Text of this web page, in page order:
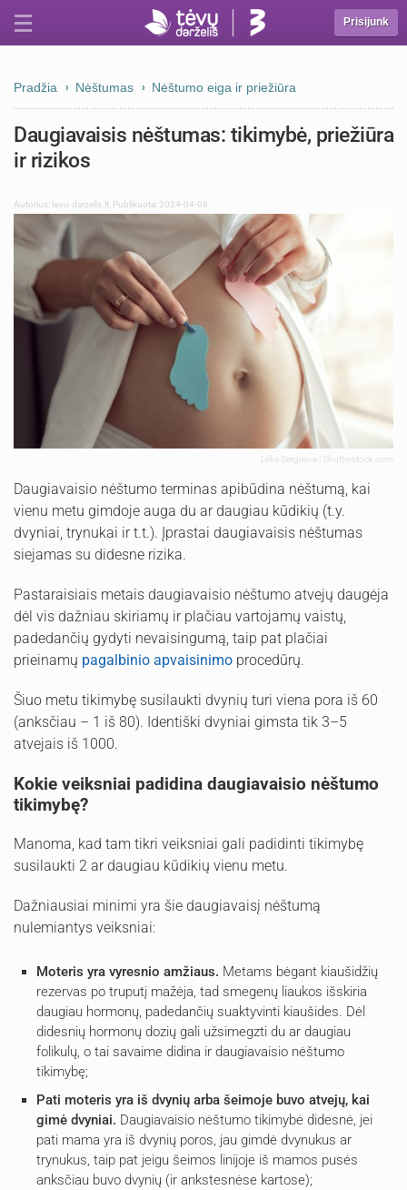
Prisijunk
Pradžia Nėštumas Nėštumo eiga ir priežiūra
Daugiavaisis nėštumas: tikimybė, priežiūra
ir rizikos
Autorius:tevu-darzelis.lt Publikuota: 2024-04-08
Leka Sergeeva | Shutterstock.com
Daugiavaisio nėštumo terminas apibūdina nėštumą, kai
vienu metu gimdoje auga du ar daugiau kūdikių (t.y.
dvyniai, trynukai ir t.t.). Įprastai daugiavaisis nėštumas
siejamas su didesne rizika.
Pastaraisiais metais daugiavaisio nėštumo atvejų daugėja
dėl vis dažniau skiriamų ir plačiau vartojamų vaistų,
padedančių gydyti nevaisingumą, taip pat plačiai
prieinamų pagalbinio apvaisinimo procedūrų.
Šiuo metu tikimybę susilaukti dvynių turi viena pora iš 60
(anksčiau – 1 iš 80). Identiški dvyniai gimsta tik 3–5
atvejais iš 1000.
Kokie veiksniai padidina daugiavaisio nėštumo
tikimybę?
Manoma, kad tam tikri veiksniai gali padidinti tikimybę
susilaukti 2 ar daugiau kūdikių vienu metu.
Dažniausiai minimi yra šie daugiavaisį nėštumą
nulemiantys veiksniai:
Moteris yra vyresnio amžiaus. Metams bėgant kiaušidžių
rezervas po truputį mažėja, tad smegenų liaukos išskiria
daugiau hormonų, padedančių suaktyvinti kiaušides. Dėl
didesnių hormonų dozių gali užsimegzti du ar daugiau
folikulų, o tai savaime didina ir daugiavaisio nėštumo
tikimybę;
Pati moteris yra iš dvynių arba šeimoje buvo atvejų, kai
gimė dvyniai. Daugiavaisio nėštumo tikimybė didesnė, jei
pati mama yra iš dvynių poros, jau gimdė dvynukus ar
trynukus, taip pat jeigu šeimos linijoje iš mamos pusės
anksčiau buvo dvynių (ir ankstesnėse kartose);